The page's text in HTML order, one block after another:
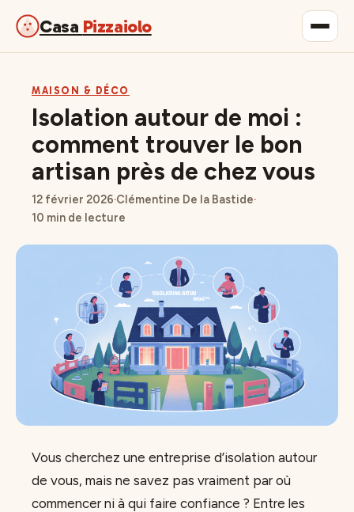
Casa Pizzaiolo
Maison & Déco
Lifestyle
MAISON & DÉCO
Isolation autour de moi :
comment trouver le bon
artisan près de chez vous
12 février 2026·Clémentine De la Bastide·
10 min de lecture
Vous cherchez une entreprise d’isolation autour
de vous, mais ne savez pas vraiment par où
commencer ni à qui faire confiance ? Entre les